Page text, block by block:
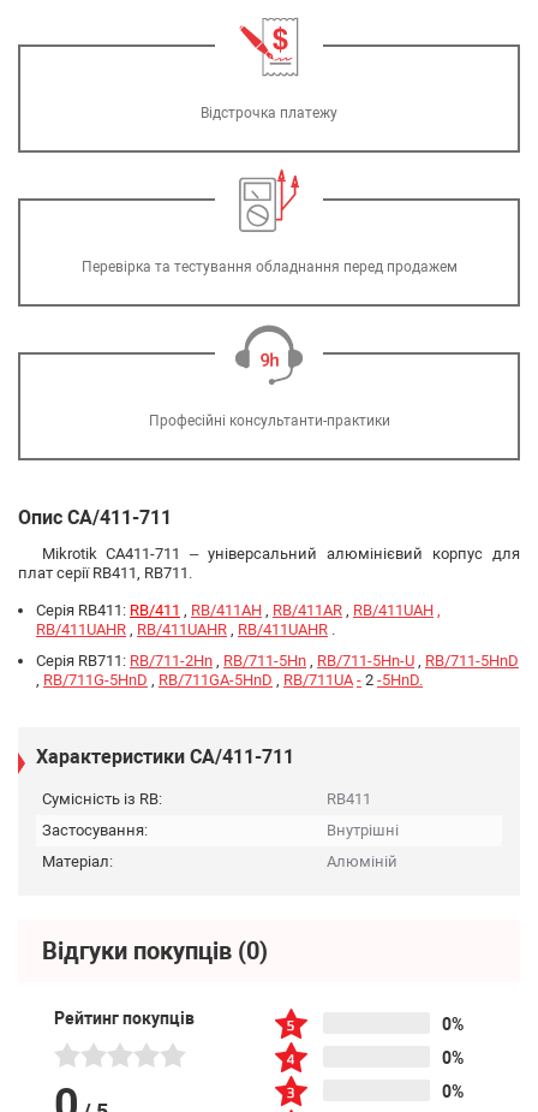
Відстрочка платежу
Перевірка та тестування обладнання перед продажем
Професійні консультанти-практики
Опис CA/411-711
Mikrotik CA411-711
– універсальний алюмінієвий корпус для
плат серії RB411, RB711.
Серія RB411: RB/411 , RB/411AH , RB/411AR , RB/411UAH ,
RB/411UAHR , RB/411UAHR , RB/411UAHR .
Серія RB711: RB/711-2Hn , RB/711-5Hn , RB/711-5Hn-U , RB/711-5HnD
, RB/711G-5HnD , RB/711GA-5HnD , RB/711UA - 2 -5HnD.
Характеристики CA/411-711
Сумісність із RB:
RB411
Застосування:
Внутрішні
Матеріал:
Алюміній
Відгуки покупців (0)
Рейтинг покупців
0%
0%
0%